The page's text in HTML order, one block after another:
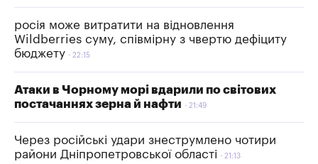
росія може витратити на відновлення
Wildberries суму, співмірну з чвертю дефіциту
бюджету
22:15
Атаки в Чорному морі вдарили по світових
постачаннях зерна й нафти
21:49
Через російські удари знеструмлено чотири
райони Дніпропетровської області
21:13